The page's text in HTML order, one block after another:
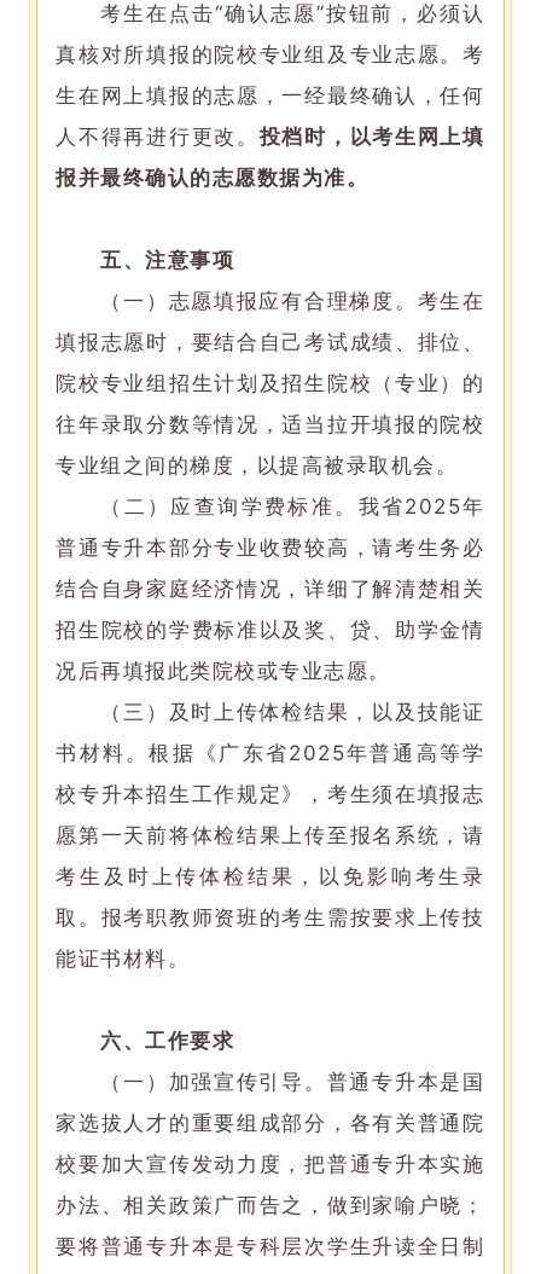
考生在点击“确认志愿”按钮前，必须认
真核对所填报的院校专业组及专业志愿。考
生在网上填报的志愿，一经最终确认，任何
人不得再进行更改。 投档时，以考生网上填
报并最终确认的志愿数据为准。
五、注意事项
（一）志愿填报应有合理梯度。考生在
填报志愿时，要结合自己考试成绩、排位、
院校专业组招生计划及招生院校（专业）的
往年录取分数等情况，适当拉开填报的院校
专业组之间的梯度，以提高被录取机会。
（二）应查询学费标准。我省2025年
普通专升本部分专业收费较高，请考生务必
结合自身家庭经济情况，详细了解清楚相关
招生院校的学费标准以及奖、贷、助学金情
况后再填报此类院校或专业志愿。
（三）及时上传体检结果，以及技能证
书材料。根据《广东省2025年普通高等学
校专升本招生工作规定》，考生须在填报志
愿第一天前将体检结果上传至报名系统，请
考生及时上传体检结果，以免影响考生录
取。报考职教师资班的考生需按要求上传技
能证书材料。
六、工作要求
（一）加强宣传引导。普通专升本是国
家选拔人才的重要组成部分，各有关普通院
校要加大宣传发动力度，把普通专升本实施
办法、相关政策广而告之，做到家喻户晓；
要将普通专升本是专科层次学生升读全日制